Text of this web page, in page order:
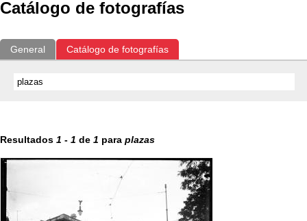
Catálogo de fotografías
General Catálogo de fotografías
Resultados 1 - 1 de 1 para plazas